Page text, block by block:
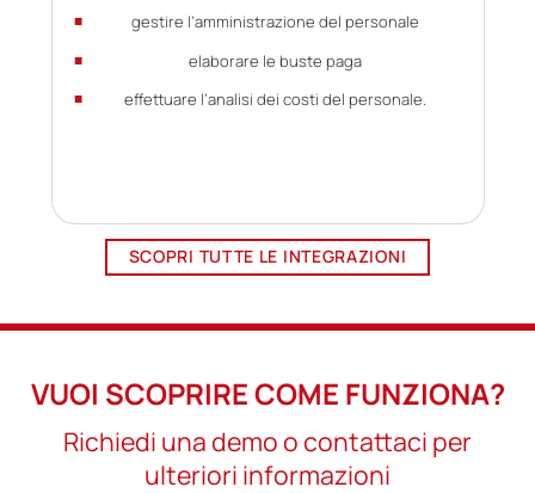
gestire l’amministrazione del personale
elaborare le buste paga
effettuare l’analisi dei costi del personale.
SCOPRI TUTTE LE INTEGRAZIONI
VUOI SCOPRIRE COME FUNZIONA?
Richiedi una demo o contattaci per
ulteriori informazioni